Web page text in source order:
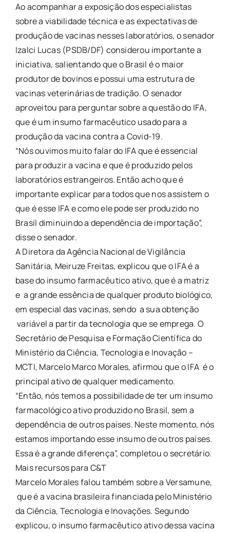
Ao acompanhar a exposição dos especialistas
sobre a viabilidade técnica e as expectativas de
produção de vacinas nesses laboratórios, o senador
Izalci Lucas (PSDB/DF) considerou importante a
iniciativa, salientando que o Brasil é o maior
produtor de bovinos e possui uma estrutura de
vacinas veterinárias de tradição. O senador
aproveitou para perguntar sobre a questão do IFA,
que é um insumo farmacêutico usado para a
produção da vacina contra a Covid-19.
“Nós ouvimos muito falar do IFA que é essencial
para produzir a vacina e que é produzido pelos
laboratórios estrangeiros. Então acho que é
importante explicar para todos que nos assistem o
que é esse IFA e como ele pode ser produzido no
Brasil diminuindo a dependência de importação”,
disse o senador.
A Diretora da Agência Nacional de Vigilância
Sanitária, Meiruze Freitas, explicou que o IFA é a
base do insumo farmacêutico ativo, que é a matriz
e a grande essência de qualquer produto biológico,
em especial das vacinas, sendo a sua obtenção
variável a partir da tecnologia que se emprega. O
Secretário de Pesquisa e Formação Científica do
Ministério da Ciência, Tecnologia e Inovação –
MCTI, Marcelo Marco Morales, afirmou que o IFA é o
principal ativo de qualquer medicamento.
“Então, nós temos a possibilidade de ter um insumo
farmacológico ativo produzido no Brasil, sem a
dependência de outros países. Neste momento, nós
estamos importando esse insumo de outros países.
Essa é a grande diferença”, completou o secretário.
Mais recursos para C&T
Marcelo Morales falou também sobre a Versamune,
que é a vacina brasileira financiada pelo Ministério
da Ciência, Tecnologia e Inovações. Segundo
explicou, o insumo farmacêutico ativo dessa vacina